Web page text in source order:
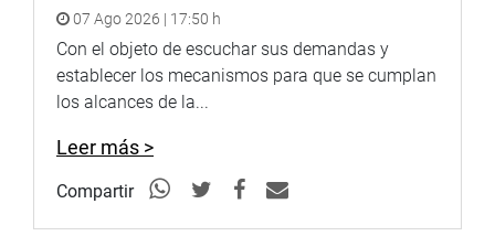
07 Ago 2026 | 17:50 h
Con el objeto de escuchar sus demandas y
establecer los mecanismos para que se cumplan
los alcances de la...
Leer más >
Compartir